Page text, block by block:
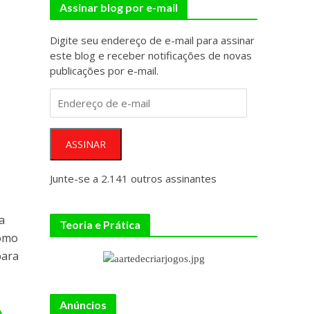
Assinar blog por e-mail
Digite seu endereço de e-mail para assinar
este blog e receber notificações de novas
publicações por e-mail.
de
e-
mailASSINAR
Junte-se a 2.141 outros assinantes
Teoria e Prática
Anúncios